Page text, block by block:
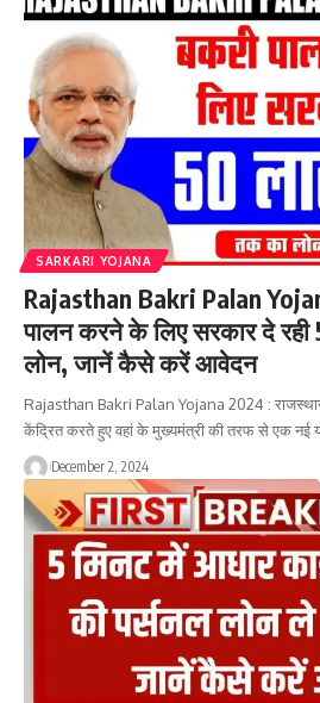
SARKARI YOJANA
Rajasthan Bakri Palan
पालन करने के लिए सरकार दे
लोन, जानें कैसे करें आवेदन
Rajasthan Bakri Palan Yojana 2024 : राजस्थान
केंद्रित करते हुए वहां के मुख्यमंत्री की तरफ से एक नई
December 2, 2024